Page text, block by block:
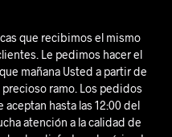
que recibimos el mismo
Le pedimos hacer el
mañana Usted a partir de
precioso ramo. Los pedidos
hasta las 12:00 del
atención a la calidad de